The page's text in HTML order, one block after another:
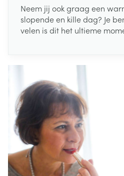
Neem jij ook graag een
slopende en kille dag? Je
velen is dit het ultieme
Maar wat is het best voor